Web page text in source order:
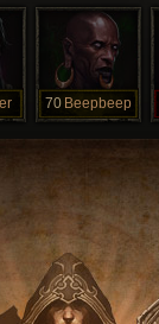
70 Beepbeep